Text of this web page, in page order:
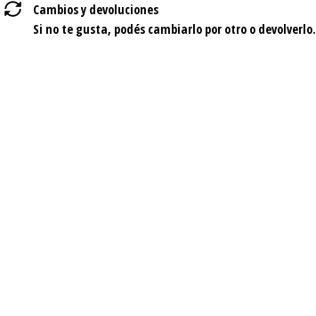
Cambios y devoluciones
Si no te gusta, podés cambiarlo por otro o devolverlo.